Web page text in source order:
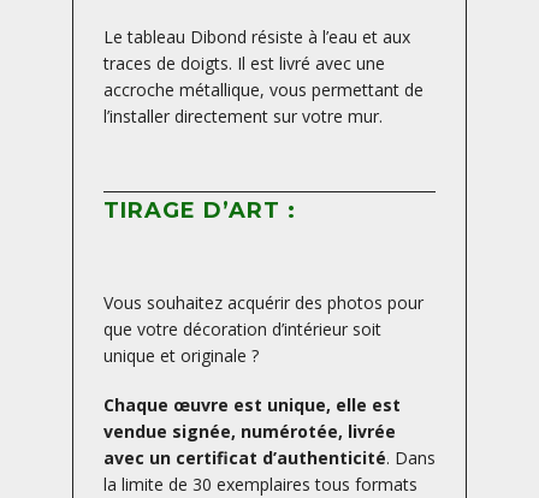
Le tableau Dibond résiste à l’eau et aux
traces de doigts. Il est livré avec une
accroche métallique, vous permettant de
l’installer directement sur votre mur.
TIRAGE D’ART :
Vous souhaitez acquérir des photos pour
que votre décoration d’intérieur soit
unique et originale ?
Chaque œuvre est unique, elle est
vendue signée, numérotée, livrée
avec un certificat d’authenticité. Dans
la limite de 30 exemplaires tous formats